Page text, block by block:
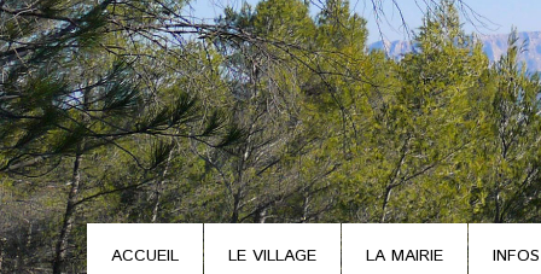
ACCUEIL LE VILLAGE LA MAIRIE